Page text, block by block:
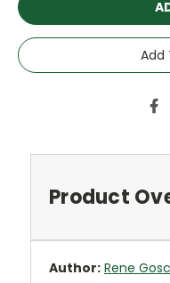
Add
Product
Author: Rene